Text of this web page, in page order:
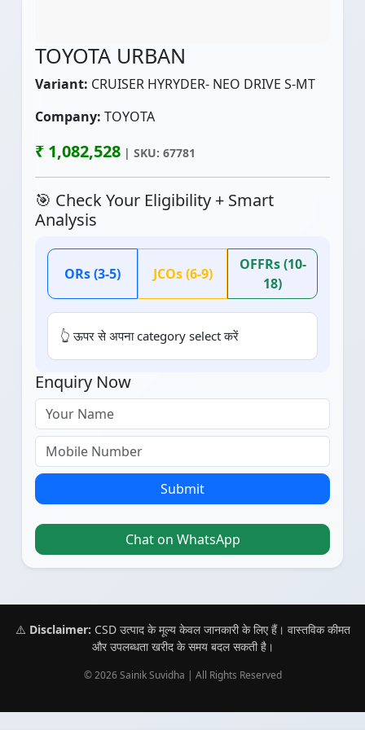
TOYOTA URBAN
Variant: CRUISER HYRYDER- NEO DRIVE S-MT
Company: TOYOTA
₹ 1,082,528 | SKU: 67781
🎯 Check Your Eligibility + Smart
Analysis
ORs (3-5) JCOs (6-9)
OFFRs (10-
18)
👆 ऊपर से अपना category select करें
Enquiry Now
Submit
Chat on WhatsApp
⚠️ Disclaimer: CSD उत्पाद के मूल्य केवल जानकारी के लिए हैं। वास्तविक कीमत
और उपलब्धता खरीद के समय बदल सकती है।
© 2026 Sainik Suvidha | All Rights Reserved